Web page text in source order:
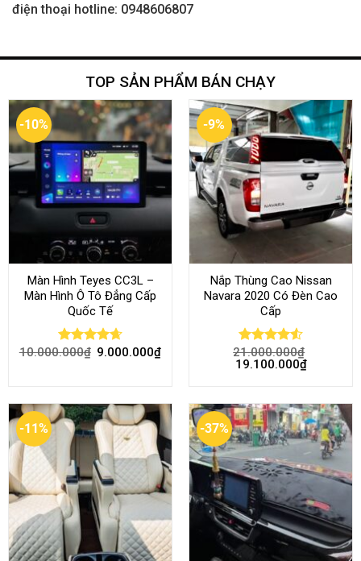
điện thoại hotline: 0948606807
TOP SẢN PHẨM BÁN CHẠY
-10%
Màn Hình Teyes CC3L –
Màn Hình Ô Tô Đẳng Cấp
Quốc Tế
Rated 4.68
10.000.000₫ 9.000.000₫
-9%
Nắp Thùng Cao Nissan
Navara 2020 Có Đèn Cao
Cấp
Rated4.52
out of 5
21.000.000₫
19.100.000₫
-11% -37%